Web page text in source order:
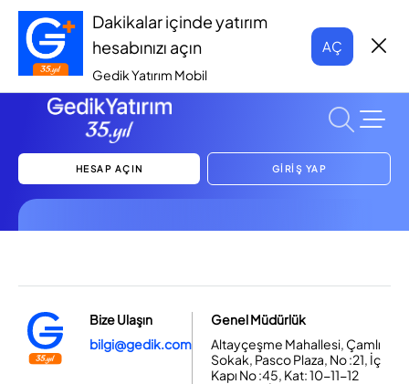
Dakikalar içinde yatırım
hesabınızı açın
Gedik Yatırım Mobil
AÇ
HESAP AÇIN GİRİŞ YAP
Bize Ulaşın
bilgi@gedik.com
Genel Müdürlük
Altayçeşme Mahallesi, Çamlı
Sokak, Pasco Plaza, No :21, İç
Kapı No :45, Kat: 10-11-12